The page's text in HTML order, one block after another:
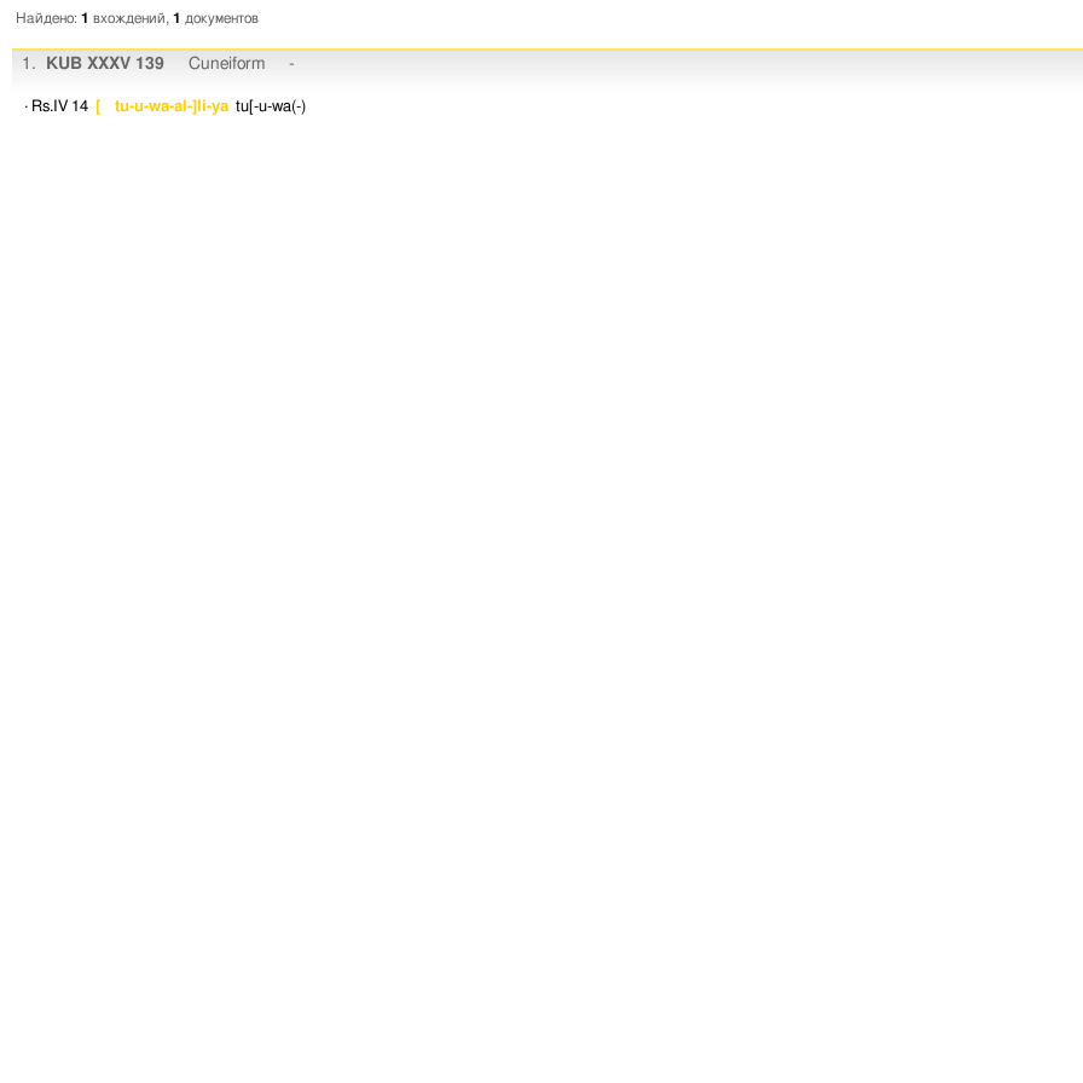
Найдено: 1 вхождений, 1 документов
1. KUB XXXV 139 Cuneiform -
· Rs.IV 14 [ tu-u-wa-al-]li-ya tu[-u-wa(-)